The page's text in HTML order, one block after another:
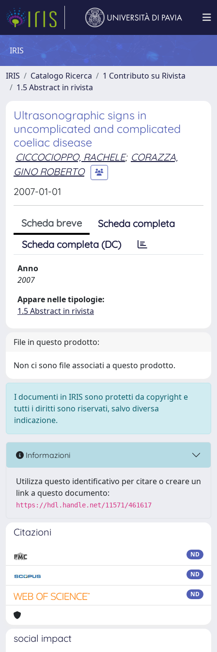
IRIS
IRIS Catalogo Ricerca
1 Contributo su Rivista
1.5 Abstract in rivista
Ultrasonographic signs in
uncomplicated and complicated
coeliac disease
CICCOCIOPPO, RACHELE; CORAZZA,
GINO ROBERTO
2007-01-01
Scheda breve
Scheda completa
Scheda completa (DC)
Anno
2007
Appare nelle tipologie:
1.5 Abstract in rivista
File in questo prodotto:
Non ci sono file associati a questo prodotto.
I documenti in IRIS sono protetti da copyright e
tutti i diritti sono riservati, salvo diversa
indicazione.
Informazioni
Utilizza questo identificativo per citare o creare un
link a questo documento:
https://hdl.handle.net/11571/461617
Citazioni
ND
ND
ND
social impact